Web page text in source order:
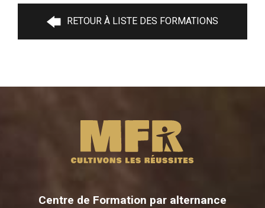
RETOUR À LISTE DES FORMATIONS
Centre de Formation par alternance